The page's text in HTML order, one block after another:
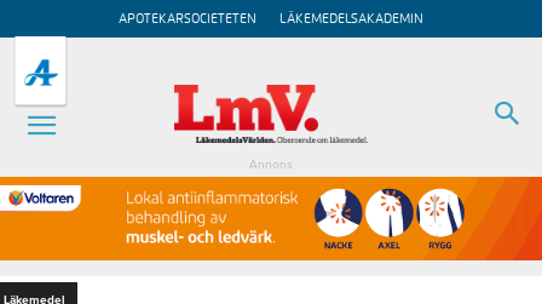
APOTEKARSOCIETETEN LÄKEMEDELSAKADEMIN
Annons
Läkemedel